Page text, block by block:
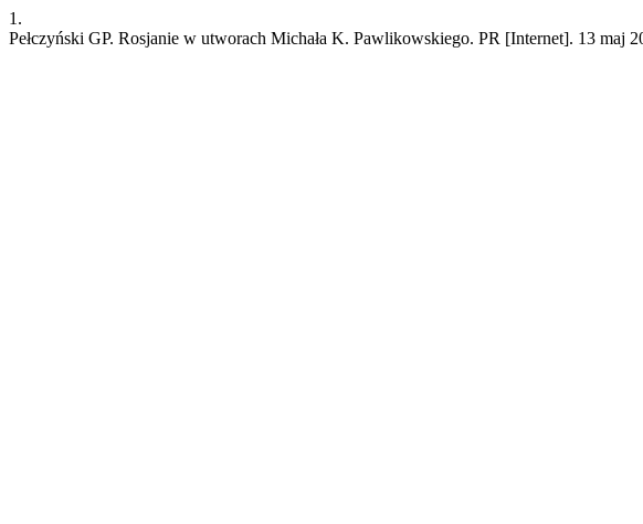
1.
Pełczyński GP. Rosjanie w utworach Michała K. Pawlikowskiego. PR [Internet]. 13